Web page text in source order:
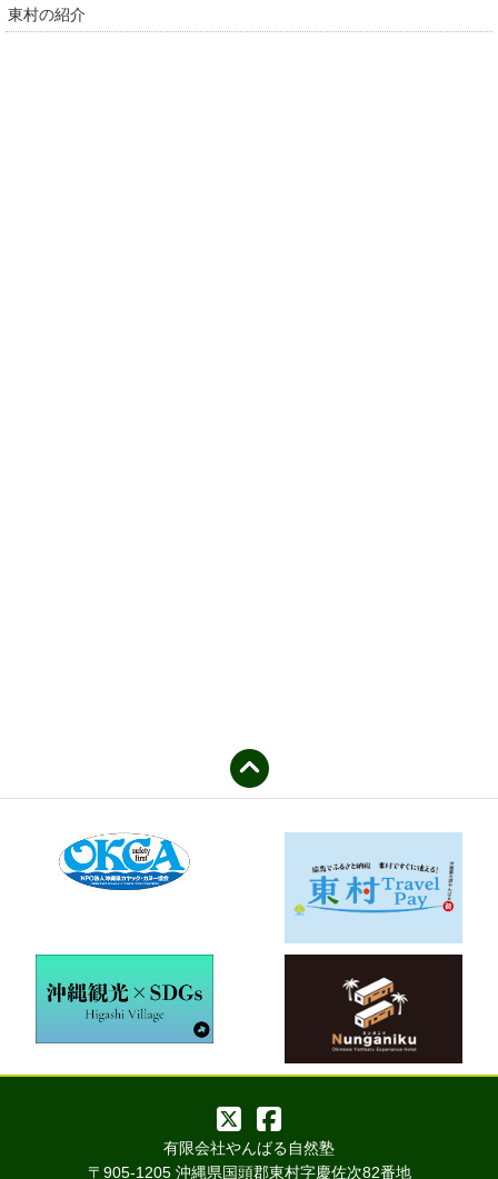
東村の紹介
有限会社やんばる自然塾
〒905-1205 沖縄県国頭郡東村字慶佐次82番地